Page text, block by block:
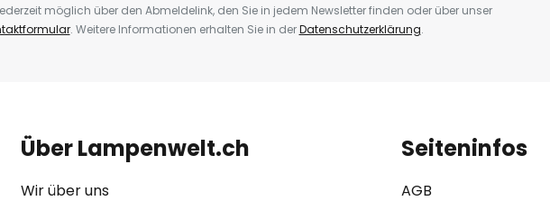
möglich über den Abmeldelink, den Sie in jedem Newsletter finden oder über unser
. Weitere Informationen erhalten Sie in derDatenschutzerklärung.
Über Lampenwelt.ch
Wir über uns
Seiteninfos
AGB